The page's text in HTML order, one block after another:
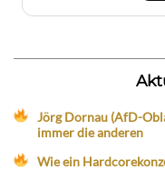
Jörg Dornau (AfD-
immer die anderen
Wie ein